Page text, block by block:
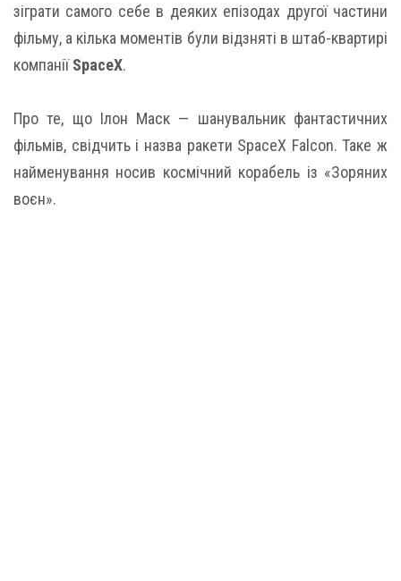
зіграти самого себе в деяких епізодах другої частини
фільму, а кілька моментів були відзняті в штаб-квартирі
компаніїSpaceX.
Про те, що Ілон Маск — шанувальник фантастичних
фільмів, свідчить і назва ракети SpaceX Falcon. Таке ж
найменування носив космічний корабель із «Зоряних
воєн».